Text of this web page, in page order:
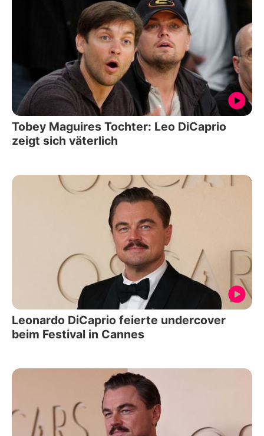
Tobey Maguires Tochter: Leo DiCaprio
zeigt sich väterlich
Leonardo DiCaprio feierte undercover
beim Festival in Cannes